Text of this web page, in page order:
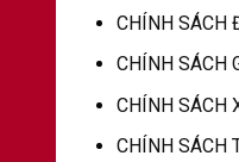
CHÍNH SÁCH
CHÍNH SÁCH
CHÍNH SÁCH
CHÍNH SÁCH